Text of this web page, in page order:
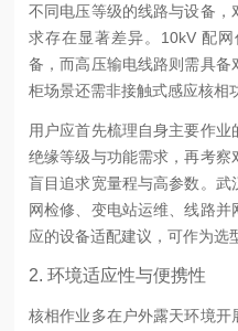
不同电压等级的线路与设备
求存在显著差异。10kV 配
备，而高压输电线路则需具
柜场景还需非接触式感应核相
用户应首先梳理自身主要作
绝缘等级与功能需求，再考
盲目追求宽量程与高参数。
网检修、变电站运维、线路
应的设备适配建议，可作为选
2. 环境适应性与便携性
核相作业多在户外露天环境